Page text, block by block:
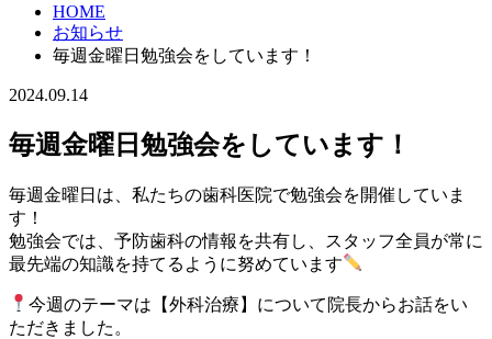
HOME
お知らせ
毎週金曜日勉強会をしています！
2024.09.14
毎週金曜日勉強会をしています！
毎週金曜日は、私たちの歯科医院で勉強会を開催していま
す！
勉強会では、予防歯科の情報を共有し、スタッフ全員が常に
最先端の知識を持てるように努めています
今週のテーマは【外科治療】について院長からお話をい
ただきました。